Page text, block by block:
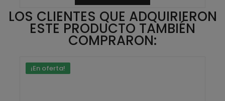
LOS CLIENTES QUE ADQUIRIERON
ESTE PRODUCTO TAMBIÉN
COMPRARON:
¡En oferta!